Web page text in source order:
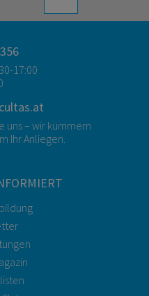
17:00
uns – wir kümmern
Ihr Anliegen.